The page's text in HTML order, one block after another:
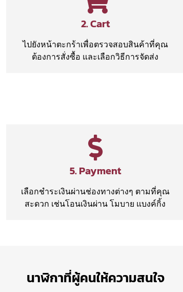
2. Cart
ไปยังหน้าตะกร้าเพื่อตรวจสอบสินค้าที่คุณ
ต้องการสั่งซื้อ และเลือกวิธีการจัดส่ง
5. Payment
เลือกชำระเงินผ่านช่องทางต่างๆ ตามที่คุณ
สะดวก เช่นโอนเงินผ่าน โมบาย แบงค์กิ้ง
นาฬิกาที่ผู้คนให้ความสนใจ